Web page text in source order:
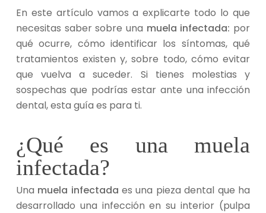
En este artículo vamos a explicarte todo lo que
necesitas saber sobre una muela infectada: por
qué ocurre, cómo identificar los síntomas, qué
tratamientos existen y, sobre todo, cómo evitar
que vuelva a suceder. Si tienes molestias y
sospechas que podrías estar ante una infección
dental, esta guía es para ti.
¿Qué es una muela
infectada?
Una muela infectadaes una pieza dental que ha
desarrollado una infección en su interior (pulpa